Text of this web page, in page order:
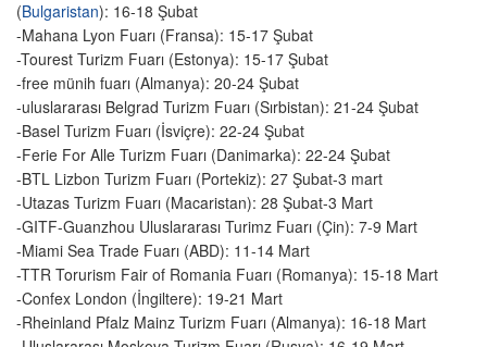
(Bulgaristan): 16-18 Şubat
-Mahana Lyon Fuarı (Fransa): 15-17 Şubat
-Tourest Turizm Fuarı (Estonya): 15-17 Şubat
-free münih fuarı (Almanya): 20-24 Şubat
-uluslararası Belgrad Turizm Fuarı (Sırbistan): 21-24 Şubat
-Basel Turizm Fuarı (İsviçre): 22-24 Şubat
-Ferie For Alle Turizm Fuarı (Danimarka): 22-24 Şubat
-BTL Lizbon Turizm Fuarı (Portekiz): 27 Şubat-3 mart
-Utazas Turizm Fuarı (Macaristan): 28 Şubat-3 Mart
-GITF-Guanzhou Uluslararası Turimz Fuarı (Çin): 7-9 Mart
-Miami Sea Trade Fuarı (ABD): 11-14 Mart
-TTR Torurism Fair of Romania Fuarı (Romanya): 15-18 Mart
-Confex London (İngiltere): 19-21 Mart
-Rheinland Pfalz Mainz Turizm Fuarı (Almanya): 16-18 Mart